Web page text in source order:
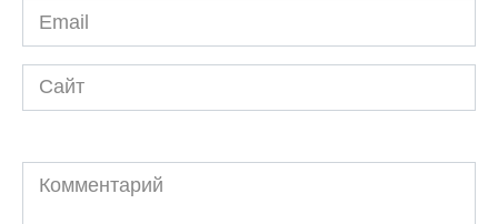
Email
*
Сайт
Комментарий